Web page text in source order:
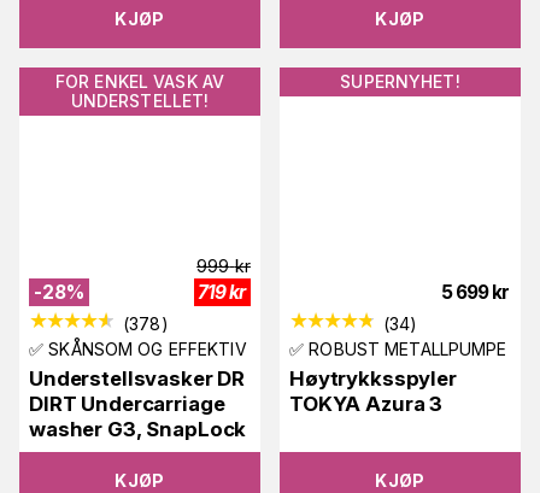
KJØP KJØP
FOR ENKEL VASK AV
UNDERSTELLET!
-28%
999 kr
719kr
(378)
✅ SKÅNSOM OG EFFEKTIV
Understellsvasker DR
DIRT Undercarriage
washer G3, SnapLock
KJØP
SUPERNYHET!
5 699 kr
(34)
✅ ROBUST METALLPUMPE
Høytrykksspyler
TOKYA Azura 3
KJØP